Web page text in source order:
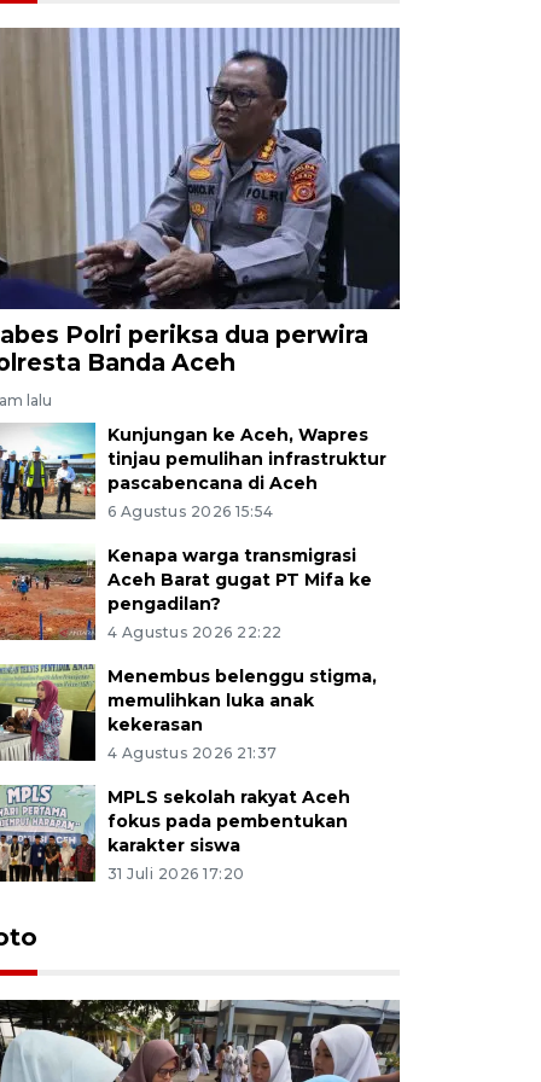
Polri periksa dua perwira
Banda Aceh
lalu
Kunjungan ke Aceh, Wapres
tinjau pemulihan infrastruktur
pascabencana di Aceh
6 Agustus 2026 15:54
Kenapa warga transmigrasi
Aceh Barat gugat PT Mifa ke
pengadilan?
4 Agustus 2026 22:22
Menembus belenggu stigma,
memulihkan luka anak
kekerasan
4 Agustus 2026 21:37
MPLS sekolah rakyat Aceh
fokus pada pembentukan
karakter siswa
31 Juli 2026 17:20